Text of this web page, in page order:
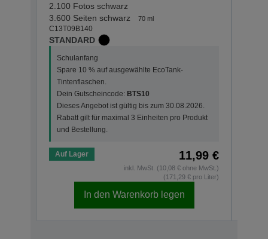
2.100 Fotos schwarz
3.600 Seiten schwarz
70 ml
C13T09B140
STANDARD
Schulanfang
Spare 10 % auf ausgewählte EcoTank-
Tintenflaschen.
Dein Gutscheincode: BTS10
Dieses Angebot ist gültig bis zum 30.08.2026.
Rabatt gilt für maximal 3 Einheiten pro Produkt
und Bestellung.
Auf Lager 11,99 €
inkl. MwSt. (10,08 € ohne MwSt.)
(171,29 € pro Liter)
In den Warenkorb legen